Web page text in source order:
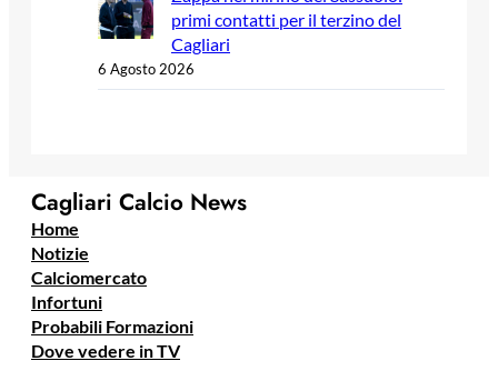
primi contatti per il terzino del
Cagliari
6 Agosto 2026
Cagliari Calcio News
Home
Notizie
Calciomercato
Infortuni
Probabili Formazioni
Dove vedere in TV